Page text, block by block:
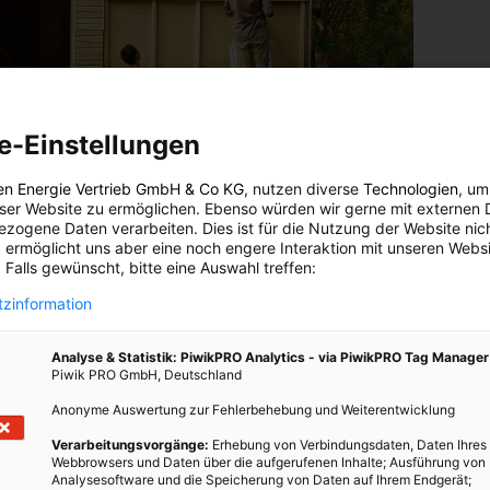
eine Gruppe von 15 Menschen entstanden, die bereits
zu bauen. Das Projekt nennt sich
gemeinschaftlich mit Unterstützung von Fachleuten
gebaut. Es wurde dabei eine Holzständerbauweise mit
Lehmputz gewählt.
Einstellungen
Energie Vertrieb GmbH & Co KG, nutzen diverse Technologien,
Website zu ermöglichen. Ebenso würden wir gerne mit externen
Daten verarbeiten. Dies ist für die Nutzung der Website
ermöglicht uns aber eine noch engere Interaktion mit unseren
Falls gewünscht, bitte eine Auswahl treffen:
Analyse & Statistik: PiwikPRO Analytics - via PiwikPRO Tag Manager
Piwik PRO GmbH, Deutschland
Anonyme Auswertung zur Fehlerbehebung und Weiterentwicklung
Verarbeitungsvorgänge: Erhebung von Verbindungsdaten, Daten Ihres
Webbrowsers und Daten über die aufgerufenen Inhalte; Ausführung von
Analysesoftware und die Speicherung von Daten auf Ihrem Endgerät;